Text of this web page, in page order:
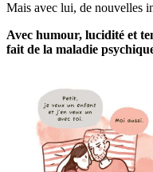
Mais avec lui, de nouvelles
Avec humour, lucidité et
fait de la maladie